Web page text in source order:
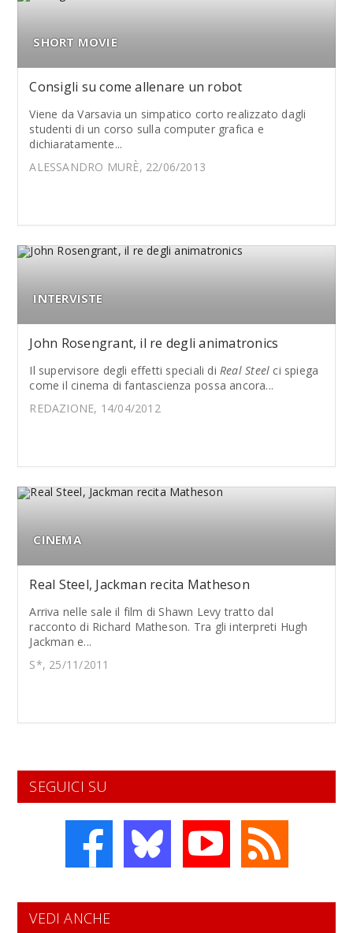
SHORT MOVIE
Consigli su come allenare un robot
Viene da Varsavia un simpatico corto realizzato dagli
studenti di un corso sulla computer grafica e
dichiaratamente...
ALESSANDRO MURÈ, 22/06/2013
INTERVISTE
John Rosengrant, il re degli animatronics
Il supervisore degli effetti speciali diReal Steel ci spiega
come il cinema di fantascienza possa ancora...
REDAZIONE, 14/04/2012
CINEMA
Real Steel, Jackman recita Matheson
Arriva nelle sale il film di Shawn Levy tratto dal
racconto di Richard Matheson. Tra gli interpreti Hugh
Jackman e...
S*, 25/11/2011
SEGUICI SU
VEDI ANCHE